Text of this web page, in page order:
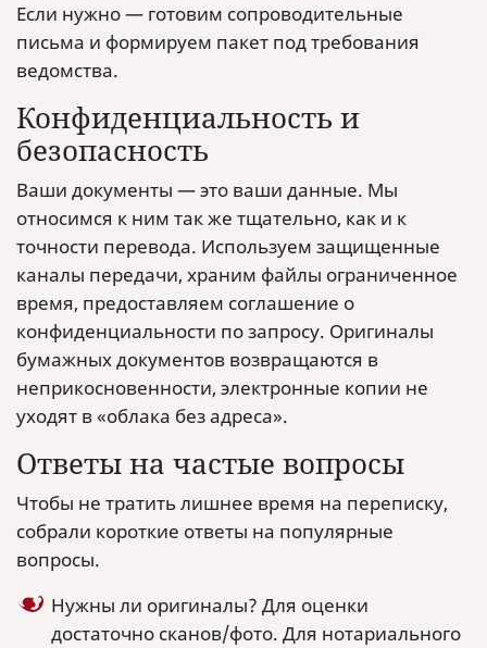
Если нужно — готовим сопроводительные
письма и формируем пакет под требования
ведомства.
Конфиденциальность и
безопасность
Ваши документы — это ваши данные. Мы
относимся к ним так же тщательно, как и к
точности перевода. Используем защищенные
каналы передачи, храним файлы ограниченное
время, предоставляем соглашение о
конфиденциальности по запросу. Оригиналы
бумажных документов возвращаются в
неприкосновенности, электронные копии не
уходят в «облака без адреса».
Ответы на частые вопросы
Чтобы не тратить лишнее время на переписку,
собрали короткие ответы на популярные
вопросы.
Нужны ли оригиналы? Для оценки
достаточно сканов/фото. Для нотариального